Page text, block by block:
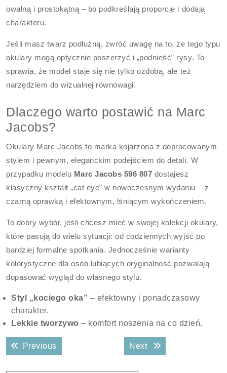
owalną i prostokątną – bo podkreślają proporcje i dodają
charakteru.
Jeśli masz twarz podłużną, zwróć uwagę na to, że tego typu
okulary mogą optycznie poszerzyć i „podnieść” rysy. To
sprawia, że model staje się nie tylko ozdobą, ale też
narzędziem do wizualnej równowagi.
Dlaczego warto postawić na Marc
Jacobs?
Okulary Marc Jacobs to marka kojarzona z dopracowanym
stylem i pewnym, eleganckim podejściem do detali. W
przypadku modelu Marc Jacobs 596 807 dostajesz
klasyczny kształt „cat eye” w nowoczesnym wydaniu – z
czarną oprawką i efektownym, lśniącym wykończeniem.
To dobry wybór, jeśli chcesz mieć w swojej kolekcji okulary,
które pasują do wielu sytuacji: od codziennych wyjść po
bardziej formalne spotkania. Jednocześnie warianty
kolorystyczne dla osób lubiących oryginalność pozwalają
dopasować wygląd do własnego stylu.
Styl „kociego oka” – efektowny i ponadczasowy
charakter.
Lekkie tworzywo – komfort noszenia na co dzień.
Nawigacja
wpisuPreviousPrevious post: Next Next post: